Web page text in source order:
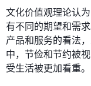
文化价值观理论认
有不同的期望和需
产品和服务的看法
中，节俭和节约被
受生活被更加看重。